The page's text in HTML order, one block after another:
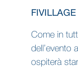
FIVILLAGE
Come in
dell’evento
ospiterà